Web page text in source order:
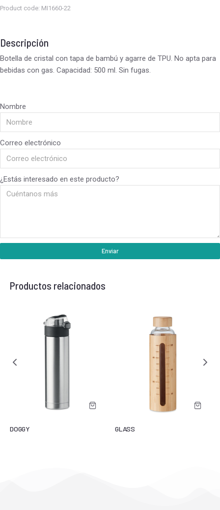
Product code: MI1660-22
Descripción
Botella de cristal con tapa de bambú y agarre de TPU. No apta para
bebidas con gas. Capacidad: 500 ml. Sin fugas.
Nombre
Correo electrónico
¿Estás interesado en este producto?
Enviar
Productos relacionados
DOGGY GLASS